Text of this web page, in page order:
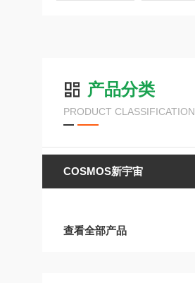
产品分类
PRODUCT CLASSIFICATION
COSMOS新宇宙
查看全部产品